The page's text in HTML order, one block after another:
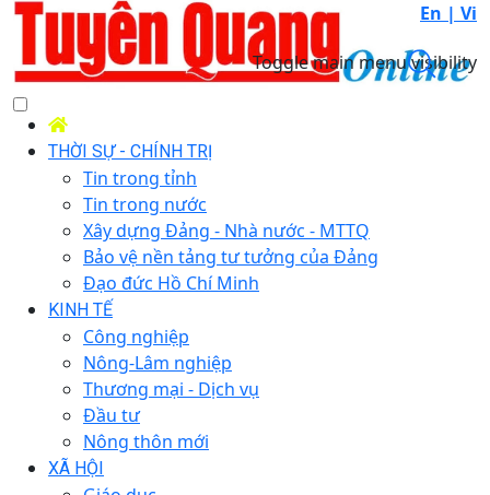
En | Vi
Toggle main menu visibility
THỜI SỰ - CHÍNH TRỊ
Tin trong tỉnh
Tin trong nước
Xây dựng Đảng - Nhà nước - MTTQ
Bảo vệ nền tảng tư tưởng của Đảng
Đạo đức Hồ Chí Minh
KINH TẾ
Công nghiệp
Nông-Lâm nghiệp
Thương mại - Dịch vụ
Đầu tư
Nông thôn mới
XÃ HỘI